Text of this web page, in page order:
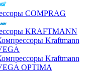
COMPRAG
KRAFTMANN
Kraftmann
Kraftmann
OPTIMA